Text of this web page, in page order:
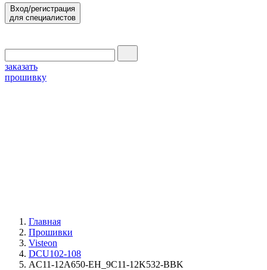
Вход/регистрация
для специалистов
заказать
прошивку
Главная
Прошивки
Visteon
DCU102-108
AC11-12A650-EH_9C11-12K532-BBK